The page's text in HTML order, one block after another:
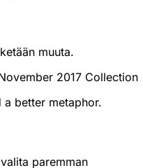
muuta.
2017 Collection
better metaphor.
paremman